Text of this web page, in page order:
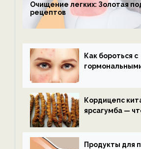
Очищение легких: Золотая
рецептов
Как бороться с
Кордицепс
ярсагумба —
Продукты для